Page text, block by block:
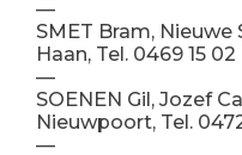
—
SMET Bram,
Haan, Tel. 0469 15 02
—
SOENEN Gil, Jozef
Nieuwpoort, Tel.
—